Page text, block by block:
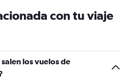
con tu viaje
los vuelos de